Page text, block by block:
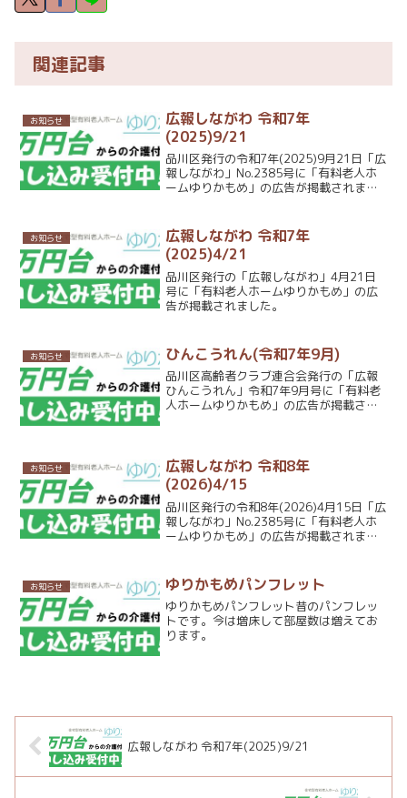
関連記事
お知らせ
広報しながわ 令和7年
(2025)9/21
品川区発行の令和7年(2025)9月21日「広
報しながわ」No.2385号に「有料老人ホ
ームゆりかもめ」の広告が掲載されまし
お知らせ
広報しながわ 令和7年
(2025)4/21
品川区発行の「広報しながわ」4月21日
号に「有料老人ホームゆりかもめ」の広
告が掲載されました。
お知らせ ひんこうれん(令和7年9月)
品川区高齢者クラブ連合会発行の「広報
ひんこうれん」令和7年9月号に「有料老
人ホームゆりかもめ」の広告が掲載され
お知らせ
広報しながわ 令和8年
(2026)4/15
品川区発行の令和8年(2026)4月15日「広
報しながわ」No.2385号に「有料老人ホ
ームゆりかもめ」の広告が掲載されまし
お知らせ ゆりかもめパンフレット
ゆりかもめパンフレット昔のパンフレッ
トです。今は増床して部屋数は増えてお
ります。
広報しながわ 令和7年(2025)9/21